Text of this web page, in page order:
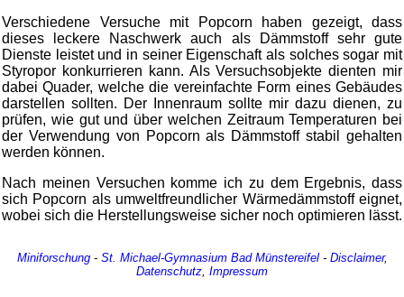
Verschiedene Versuche mit Popcorn haben gezeigt, dass
dieses leckere Naschwerk auch als Dämmstoff sehr gute
Dienste leistet und in seiner Eigenschaft als solches sogar mit
Styropor konkurrieren kann. Als Versuchsobjekte dienten mir
dabei Quader, welche die vereinfachte Form eines Gebäudes
darstellen sollten. Der Innenraum sollte mir dazu dienen, zu
prüfen, wie gut und über welchen Zeitraum Temperaturen bei
der Verwendung von Popcorn als Dämmstoff stabil gehalten
werden können.
Nach meinen Versuchen komme ich zu dem Ergebnis, dass
sich Popcorn als umweltfreundlicher Wärmedämmstoff eignet,
wobei sich die Herstellungsweise sicher noch optimieren lässt.
Miniforschung- St. Michael-Gymnasium Bad Münstereifel- Disclaimer,
Datenschutz Impressum